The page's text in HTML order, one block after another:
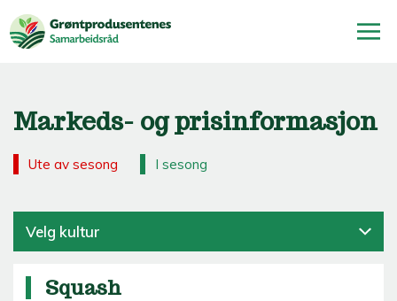
Markeds- og prisinformasjon
Ute av sesong I sesong
Velg kultur
Squash